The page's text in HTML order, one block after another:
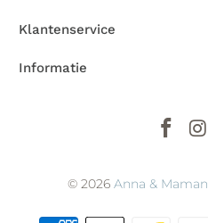
Klantenservice
Informatie
© 2026 Anna & Maman